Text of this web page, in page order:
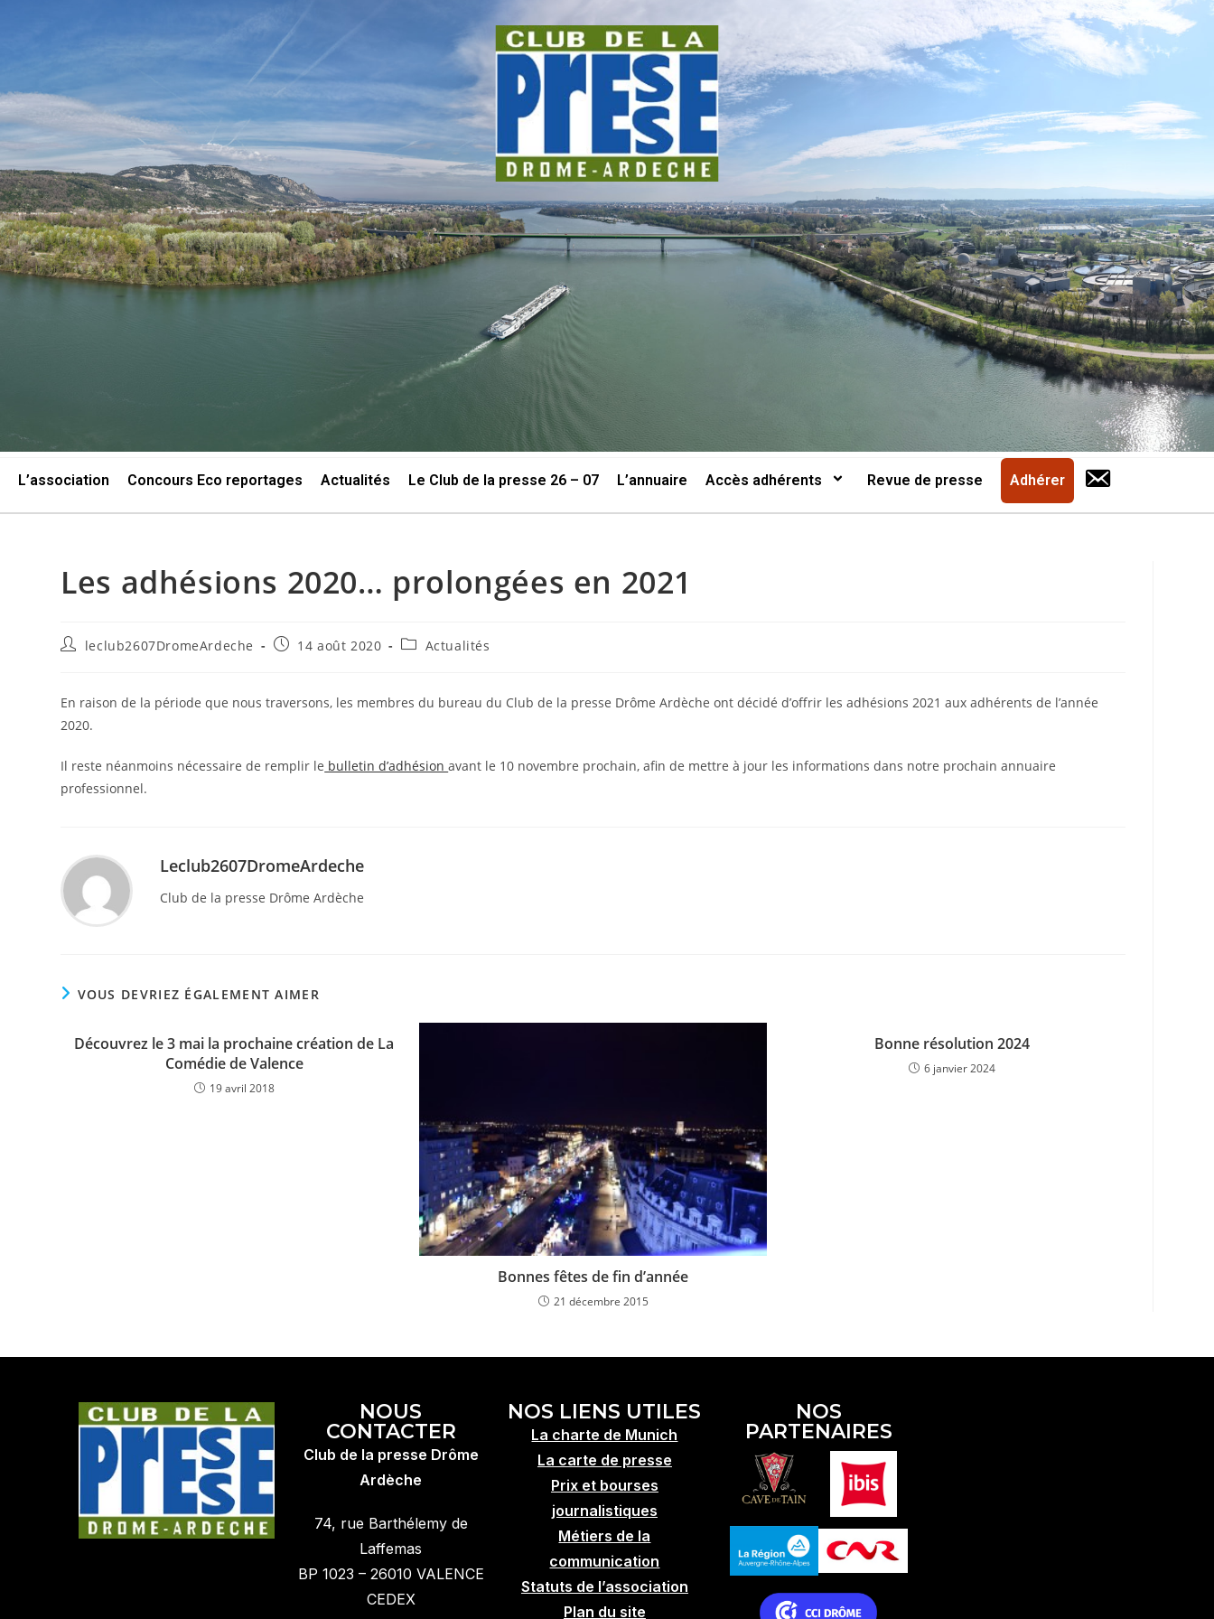
L’association Concours Eco reportages Actualités Le Club de la presse 26 – 07 L’annuaire Accès adhérents Revue de presse Adhérer
Les adhésions 2020… prolongées en 2021
leclub2607DromeArdeche 14 août 2020 Actualités
En raison de la période que nous traversons, les membres du bureau du Club de la presse Drôme Ardèche ont décidé d’offrir les adhésions 2021 aux adhérents de l’année
2020.
Il reste néanmoins nécessaire de remplir le bulletin d’adhésionavant le 10 novembre prochain, afin de mettre à jour les informations dans notre prochain annuaire
professionnel.
Leclub2607DromeArdeche
Club de la presse Drôme Ardèche
VOUS DEVRIEZ ÉGALEMENT AIMER
Découvrez le 3 mai la prochaine création de La
Comédie de Valence
19 avril 2018
Bonnes fêtes de fin d’année
21 décembre 2015
Bonne résolution 2024
6 janvier 2024
NOUS
CONTACTER
Club de la presse Drôme
Ardèche
74, rue Barthélemy de
Laffemas
BP 1023 – 26010 VALENCE
CEDEX
NOS LIENS UTILES
La charte de Munich
La carte de presse
Prix et bourses
journalistiques
Métiers de la
communication
Statuts de l’association
Plan du site
NOS
PARTENAIRES